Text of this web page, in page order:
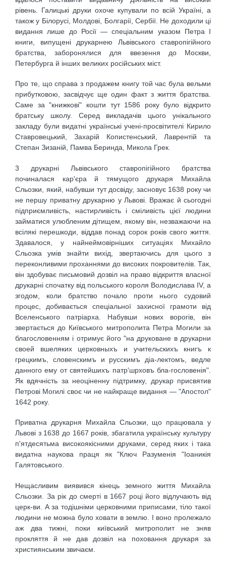
рівень. Галицькі друки охоче купували по всій Україні, а
також у Білорусі, Молдові, Болгарії, Сербії. Не доходили ці
видання лише до Росії — спеціальним указом Петра І
книги, випущені друкарнею Львівського ставропігійного
братства, заборонялися для ввезення до Москви,
Петербурга й інших великих російських міст.
Про те, що справа з продажем книгу той час була вельми
прибутковою, засвідчує ще один факт з життя братства.
Саме за "книжкові" кошти тут 1586 року було відкрито
братську школу. Серед викладачів цього унікального
закладу були видатні українські учені-просвітителі Кирило
Ставровецький, Захарій Копистенський, Лаврентій та
Степан Зизаній, Памва Беринда, Микола Грек.
3 друкарні Львівського ставропігійного братства
починалася кар'єра й тямущого друкаря Михайла
Сльозки, який, набувши тут досвіду, засновує 1638 року чи
не першу приватну друкарню у Львові. Вражає й сьогодні
підприємливість, настирливість і сміливість цієї людини
займатися улюбленим дітищем, якому він, незважаючи на
всілякі перешкоди, віддав понад сорок років свого життя.
Здавалося, у найнеймовірніших ситуаціях Михайло
Сльозка умів знайти вихід, звертаючись для цього з
переконливими проханнями до високих покровителів. Так,
він здобуває письмовий дозвіл на право відкриття власної
друкарні спочатку від польського короля Володислава IV, а
згодом, коли братство почало проти нього судовий
процес, добивається спеціальної захисної грамоти від
Вселенського патріарха. Набувши нових ворогів, він
звертається до Київського митрополита Петра Могили за
благословенням і отримує його "на друковане в друкарни
своей вшеляких церковныхъ и учительскихъ книгъ к
грецкимъ, словенскимъ и русскимъ діа-лектомъ, ведле
данного ему от святейшихъ патр'шрховъ бла-гословенія".
Як вдячність за неоціненну підтримку, друкар присвятив
Петрові Могилі своє чи не найкраще видання — "Апостол"
1642 року.
Приватна друкарня Михайла Сльозки, що працювала у
Львові з 1638 до 1667 років, збагатила українську культуру
п'ятдесятьма високоякісними друками, серед яких і така
видатна наукова праця як "Ключ Разуменія "Іоаникія
Галятовського.
Нещасливим виявився кінець земного життя Михайла
Сльозки. За рік до смерті в 1667 році його відлучають від
церк-ви. А за тодішніми церковними приписами, тіло такої
людини не можна було ховати в землю. І воно пролежало
аж два тижні, поки київський митрополит не зняв
прокляття й не дав дозвіл на поховання друкаря за
християнським звичаєм.